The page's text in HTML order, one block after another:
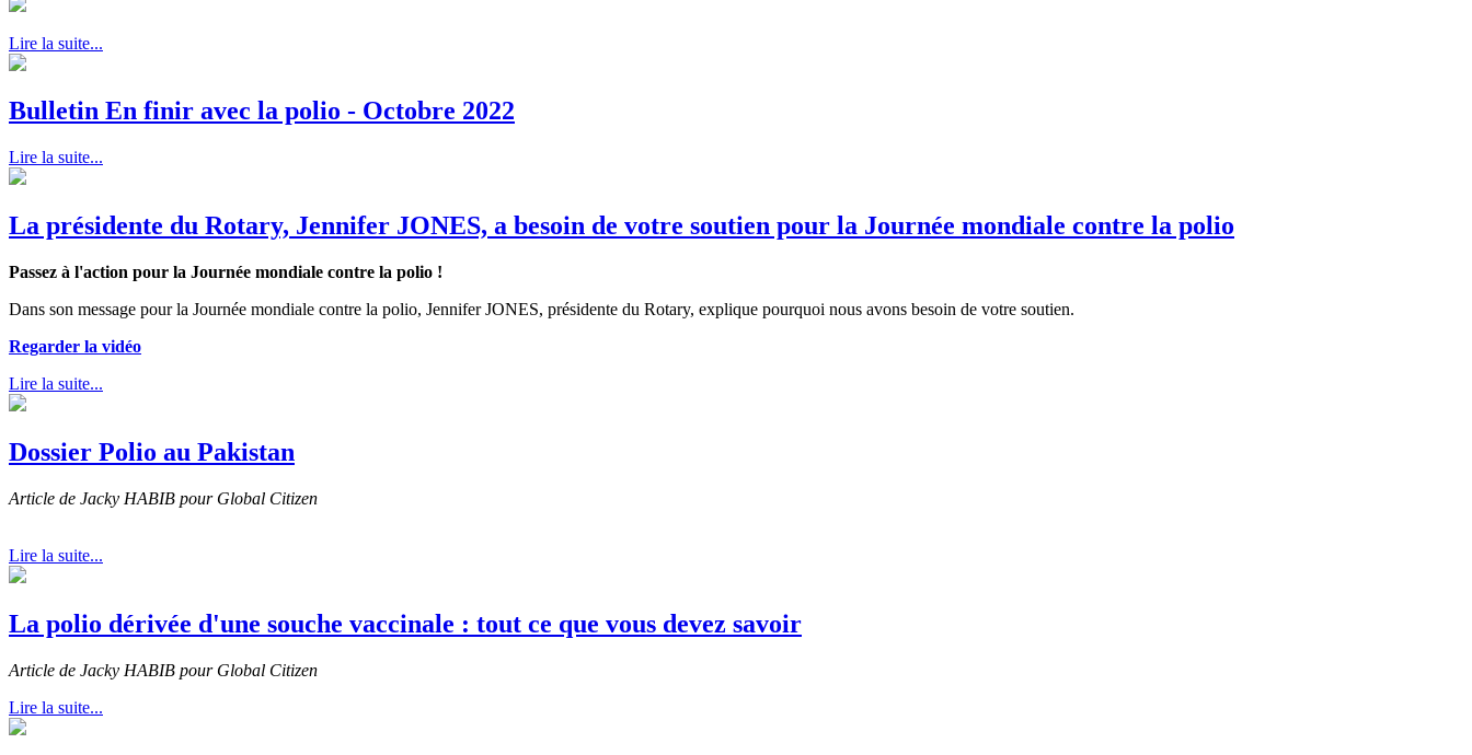
Lire la suite...
Bulletin En finir avec la polio - Octobre 2022
Lire la suite...
La présidente du Rotary, Jennifer JONES, a besoin de votre soutien pour la Journée mondiale contre la polio
Passez à l'action pour la Journée mondiale contre la polio !
Dans son message pour la Journée mondiale contre la polio, Jennifer JONES, présidente du Rotary, explique pourquoi nous avons besoin de votre soutien.
Regarder la vidéo
Lire la suite...
Dossier Polio au Pakistan
Article de Jacky HABIB pour Global Citizen
Lire la suite...
La polio dérivée d'une souche vaccinale : tout ce que vous devez savoir
Article de Jacky HABIB pour Global Citizen
Lire la suite...